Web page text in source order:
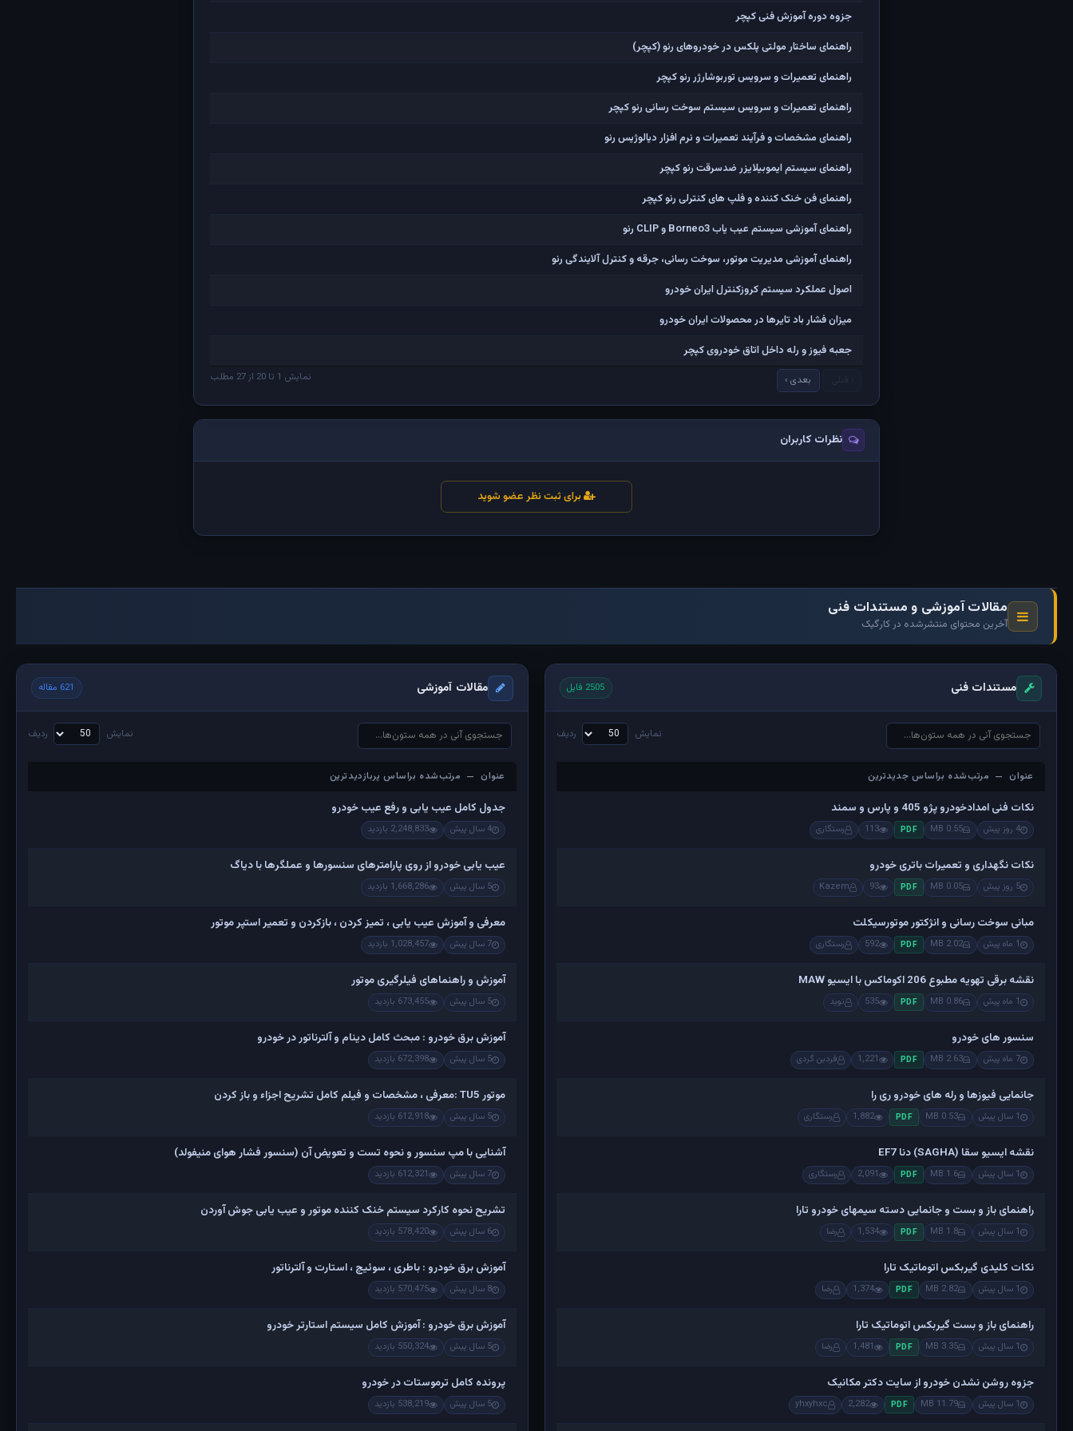
جزوه دوره آموزش فنی کپچر
راهنمای ساختار مولتی پلکس در خودروهای رنو (کپچر)
راهنمای تعمیرات و سرویس توربوشارژر رنو کپچر
راهنمای تعمیرات و سرویس سیستم سوخت رسانی رنو کپچر
راهنمای مشخصات و فرآیند تعمیرات و نرم افزار دیالوژیس رنو
راهنمای سیستم ایموبیلایزر ضدسرقت رنو کپچر
راهنمای فن خنک کننده و فلپ های کنترلی رنو کپچر
راهنمای آموزشی سیستم عیب یاب Borneo3 و CLIP رنو
راهنمای آموزشی مدیریت موتور، سوخت رسانی، جرقه و کنترل آلایندگی رنو
اصول عملکرد سیستم کروزکنترل ایران خودرو
میزان فشار باد تایرها در محصولات ایران خودرو
جعبه فیوز و رله داخل اتاق خودروی کپچر
نمایش 1 تا 20 از 27 مطلب بعدی ›
نظرات کاربران
برای ثبت نظر عضو شوید
مقالات آموزشی و مستندات فنی
آخرین محتوای منتشرشده در کارگیک
مستندات فنی 2505 فایل
نمایش ردیف
عنوان — مرتب‌شده براساس جدیدترین
عنوان — مرتب‌شده براساس جدیدترین
نکات فنی امدادخودرو پژو 405 و پارس و سمند
4 روز پیش 0.55 MB
PDF
113 رستگاری
نکات نگهداری و تعمیرات باتری خودرو
5 روز پیش 0.05 MB
PDF
93
Kazem
مبانی سوخت رسانی و انژکتور موتورسیکلت
1 ماه پیش 2.02 MB
PDF
592 رستگاری
نقشه برقی تهویه مطبوع 206 اکوماکس با ایسیو MAW
1 ماه پیش 0.86 MB
PDF
535 نوید
سنسور های خودرو
7 ماه پیش 2.63 MB
PDF
1,221 فردین گردی
جانمایی فیوزها و رله های خودرو ری را
1 سال پیش 0.53 MB
PDF
1,882 رستگاری
نقشه ایسیو سقا (SAGHA) دنا EF7
1 سال پیش 1.6 MB
PDF
2,091 رستگاری
راهنمای باز و بست و جانمایی دسته سیمهای خودرو تارا
1 سال پیش 1.8 MB
PDF
1,534 رضا
نکات کلیدی گیربکس اتوماتیک تارا
1 سال پیش 2.82 MB
PDF
1,374 رضا
راهنمای باز و بست گیربکس اتوماتیک تارا
1 سال پیش 3.35 MB
PDF
1,481 رضا
جزوه روشن نشدن خودرو از سایت دکتر مکانیک
1 سال پیش 11.79 MB
PDF
2,282
yhxyhxc
مقالات آموزشی 621 مقاله
نمایش ردیف
عنوان — مرتب‌شده براساس پربازدیدترین
عنوان — مرتب‌شده براساس پربازدیدترین
جدول کامل عیب یابی و رفع عیب خودرو
4 سال پیش 2,248,833 بازدید
عیب یابی خودرو از روی پارامترهای سنسورها و عملگرها با دیاگ
5 سال پیش 1,668,286 بازدید
معرفی و آموزش عیب یابی ، تمیز کردن ، بازکردن و تعمیر استپر موتور
7 سال پیش 1,028,457 بازدید
آموزش و راهنماهای فیلرگیری موتور
5 سال پیش 673,455 بازدید
آموزش برق خودرو : مبحث کامل دینام و آلترناتور در خودرو
5 سال پیش 672,398 بازدید
موتور TU5 :معرفی ، مشخصات و فیلم کامل تشریح اجزاء و باز کردن
5 سال پیش 612,918 بازدید
آشنایی با مپ سنسور و نحوه تست و تعویض آن (سنسور فشار هوای منیفولد)
7 سال پیش 612,321 بازدید
تشریح نحوه کارکرد سیستم خنک کننده موتور و عیب یابی جوش آوردن
6 سال پیش 578,420 بازدید
آموزش برق خودرو : باطری ، سوئیچ ، استارت و آلترناتور
8 سال پیش 570,475 بازدید
آموزش برق خودرو : آموزش کامل سیستم استارتر خودرو
5 سال پیش 550,324 بازدید
پرونده کامل ترموستات در خودرو
5 سال پیش 538,219 بازدید